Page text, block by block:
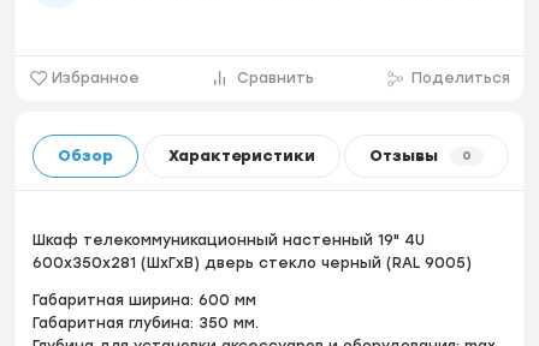
Избранное Сравнить Поделиться
Обзор Характеристики Отзывы 0
Шкаф телекоммуникационный настенный 19" 4U
600x350x281 (ШxГxВ) дверь стекло черный (RAL 9005)
Габаритная ширина: 600 мм
Габаритная глубина: 350 мм.